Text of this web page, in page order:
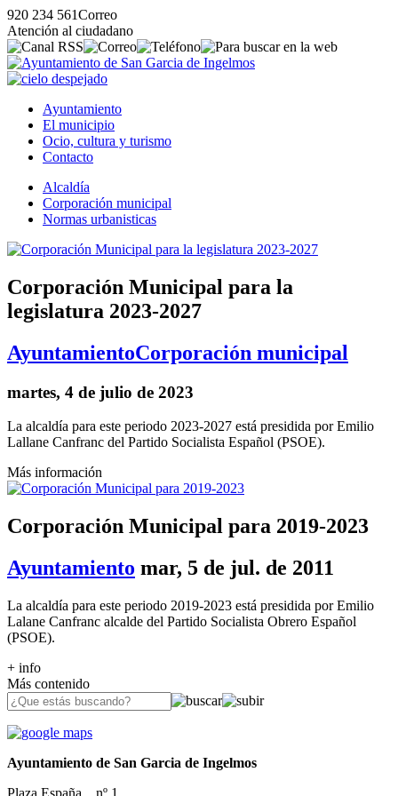
920 234 561Correo
Atención al ciudadano
Ayuntamiento
El municipio
Ocio, cultura y turismo
Contacto
Alcaldía
Corporación municipal
Normas urbanisticas
Corporación Municipal para la
legislatura 2023-2027
AyuntamientoCorporación municipal
martes, 4 de julio de 2023
La alcaldía para este periodo 2023-2027 está presidida por Emilio
Lallane Canfranc del Partido Socialista Español (PSOE).
Más información
Corporación Municipal para 2019-2023
Ayuntamiento mar, 5 de jul. de 2011
La alcaldía para este periodo 2019-2023 está presidida por Emilio
Lalane Canfranc alcalde del Partido Socialista Obrero Español
(PSOE).
+ info
Más contenido
Ayuntamiento de San Garcia de Ingelmos